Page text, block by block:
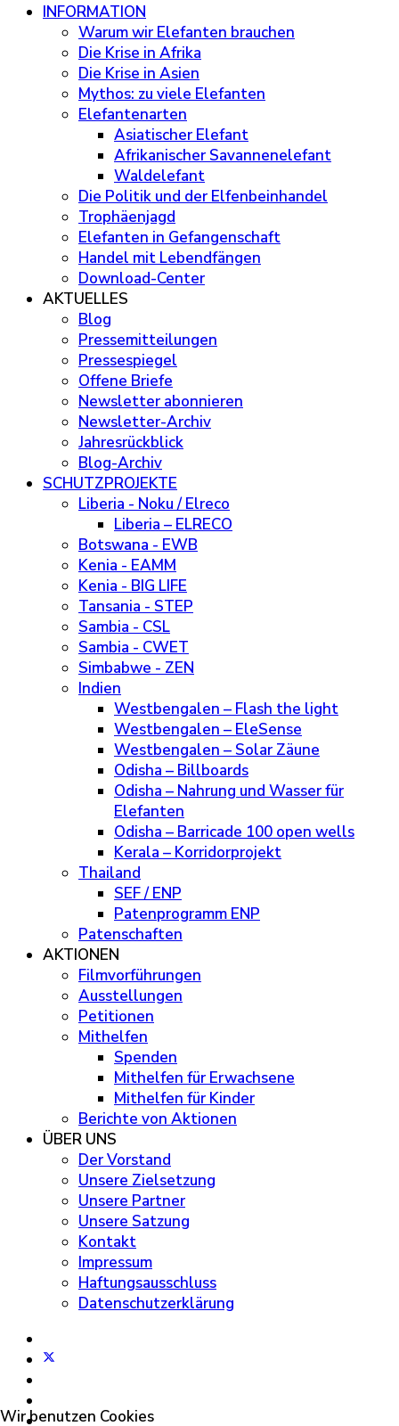
INFORMATION
Warum wir Elefanten brauchen
Die Krise in Afrika
Die Krise in Asien
Mythos: zu viele Elefanten
Elefantenarten
Asiatischer Elefant
Afrikanischer Savannenelefant
Waldelefant
Die Politik und der Elfenbeinhandel
Trophäenjagd
Elefanten in Gefangenschaft
Handel mit Lebendfängen
Download-Center
AKTUELLES
Blog
Pressemitteilungen
Pressespiegel
Offene Briefe
Newsletter abonnieren
Newsletter-Archiv
Jahresrückblick
Blog-Archiv
SCHUTZPROJEKTE
Liberia - Noku / Elreco
Liberia – ELRECO
Botswana - EWB
Kenia - EAMM
Kenia - BIG LIFE
Tansania - STEP
Sambia - CSL
Sambia - CWET
Simbabwe - ZEN
Indien
Westbengalen – Flash the light
Westbengalen – EleSense
Westbengalen – Solar Zäune
Odisha – Billboards
Odisha – Nahrung und Wasser für
Elefanten
Odisha – Barricade 100 open wells
Kerala – Korridorprojekt
Thailand
SEF / ENP
Patenprogramm ENP
Patenschaften
AKTIONEN
Filmvorführungen
Ausstellungen
Petitionen
Mithelfen
Spenden
Mithelfen für Erwachsene
Mithelfen für Kinder
Berichte von Aktionen
ÜBER UNS
Der Vorstand
Unsere Zielsetzung
Unsere Partner
Unsere Satzung
Kontakt
Impressum
Haftungsausschluss
Datenschutzerklärung
Wir benutzen Cookies